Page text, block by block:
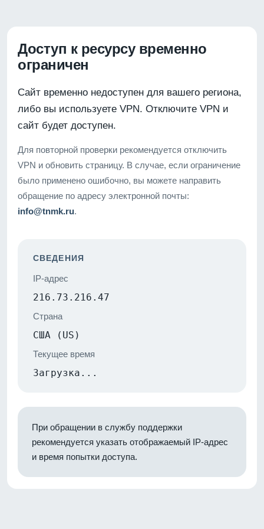
Доступ к ресурсу временно
ограничен
Сайт временно недоступен для вашего региона,
либо вы используете VPN. Отключите VPN и
сайт будет доступен.
Для повторной проверки рекомендуется отключить
VPN и обновить страницу. В случае, если ограничение
было применено ошибочно, вы можете направить
обращение по адресу электронной почты:
info@tnmk.ru.
СВЕДЕНИЯ
IP-адрес
216.73.216.47
Страна
США (US)
Текущее время
Загрузка...
При обращении в службу поддержки
рекомендуется указать отображаемый IP-адрес
и время попытки доступа.